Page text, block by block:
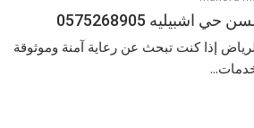
0575268905
إذا كنت تبحث عن رعاية آمنة وموثوقة